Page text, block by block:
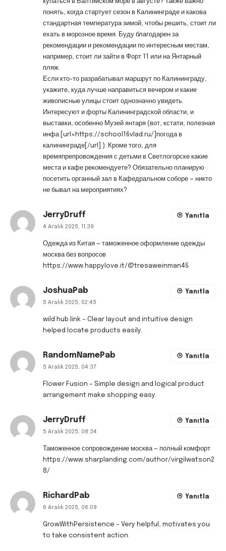
купаться в Балтийском море в августе? Также важно
понять, когда стартует сезон в Калининграде и какова
стандартная температура зимой, чтобы решить, стоит ли
ехать в морозное время. Буду благодарен за
рекомендации и рекомендации по интересным местам,
например, стоит ли зайти в Форт 11 или на Янтарный
пляж.
Если кто-то разрабатывал маршрут по Калининграду,
укажите, куда лучше направиться вечером и какие
живописные улицы стоит однозначно увидеть.
Интересуют и форты Калининградской области, и
выставки, особенно Музей янтаря (вот, кстати, полезная
инфа [url=https://school16vlad.ru/]погода в
калининграде[/url] ). Кроме того, для
времяпрепровождения с детьми в Светлогорске какие
места и кафе рекомендуете? Обязательно планирую
посетить органный зал в Кафедральном соборе — никто
не бывал на мероприятиях?
JerryDruff
4 Aralık 2025, 11:39
Одежда из Китая — таможенное оформление одежды
москва без вопросов
https://www.happylove.it/@tresaweinman45
Yanıtla
JoshuaPab
5 Aralık 2025, 02:45
wild hub link – Clear layout and intuitive design
helped locate products easily.
Yanıtla
RandomNamePab
5 Aralık 2025, 04:37
Flower Fusion – Simple design and logical product
arrangement make shopping easy.
Yanıtla
JerryDruff
5 Aralık 2025, 08:34
Таможенное сопровождение москва — полный комфорт
https://www.sharplanding.com/author/virgilwatson2
8/
Yanıtla
RichardPab
6 Aralık 2025, 06:09
GrowWithPersistence – Very helpful, motivates you
to take consistent action.
Yanıtla